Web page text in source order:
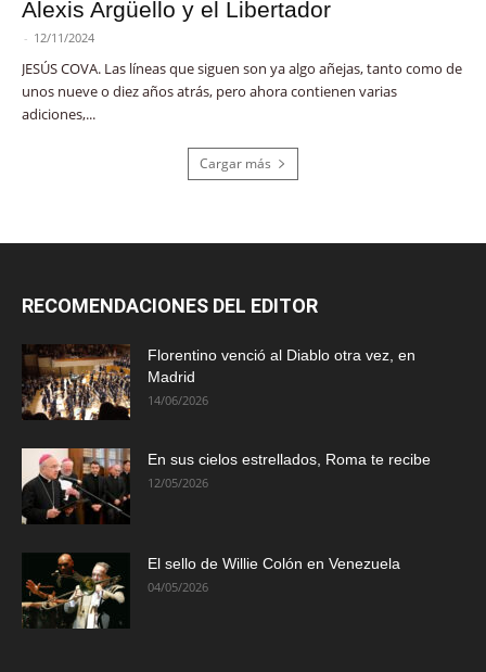
Alexis Argüello y el Libertador
- 12/11/2024
JESÚS COVA. Las líneas que siguen son ya algo añejas, tanto como de
unos nueve o diez años atrás, pero ahora contienen varias
adiciones,...
Cargar más
RECOMENDACIONES DEL EDITOR
Florentino venció al Diablo otra vez, en
Madrid
14/06/2026
En sus cielos estrellados, Roma te recibe
12/05/2026
El sello de Willie Colón en Venezuela
04/05/2026